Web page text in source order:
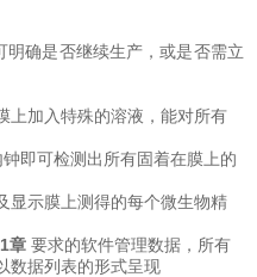
明确是否继续生产，或是否需立
上加入特殊的溶液，能对所有
即可检测出所有固着在膜上的
显示膜上测得的每个微生物精
章 要求的软件管理数据，所有
数据列表的形式呈现